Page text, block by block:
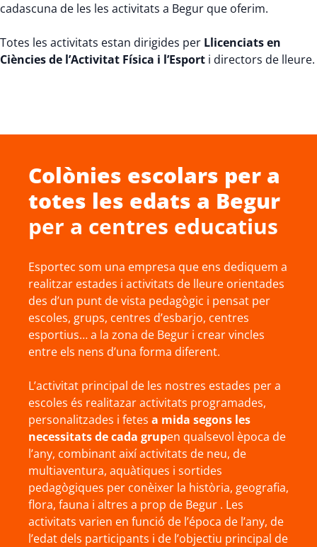
cadascuna de les les activitats a Begur que oferim.
Totes les activitats estan dirigides per Llicenciats en
Ciències de l’Activitat Física i l’Esport i directors de lleure.
Colònies escolars per a
totes les edats a Begur
per a centres educatius
Esportec som una empresa que ens dediquem a
realitzar estades i activitats de lleure orientades
des d’un punt de vista pedagògic i pensat per
escoles, grups, centres d’esbarjo, centres
esportius… a la zona de Begur i crear vincles
entre els nens d’una forma diferent.
L’activitat principal de les nostres estades per a
escoles és realitazar activitats programades,
personalitzades i fetes a mida segons les
necessitats de cada grupen qualsevol època de
l’any, combinant així activitats de neu, de
multiaventura, aquàtiques i sortides
pedagògiques per conèixer la història, geografia,
flora, fauna i altres a prop de Begur . Les
activitats varien en funció de l’época de l’any, de
l’edat dels participants i de l’objectiu principal de